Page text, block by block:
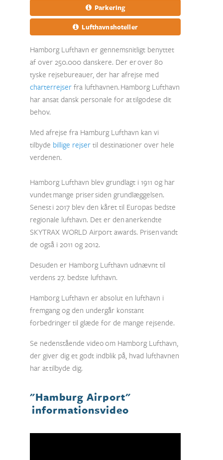
Parkering
Lufthavnshoteller
Hamborg Lufthavn er gennemsnitligt benyttet
af over 250.000 danskere. Der erover 80
tyske rejsebureauer, der har afrejse med
charterrejserfra lufthavnen. Hamborg Lufthavn
har ansat dansk personale for at tilgodese dit
behov.
Med afrejse fra Hamburg Lufthavn kan vi
tilbyde billige rejsertil destinationer over hele
verdenen.
Hamborg Lufthavn blev grundlagt i 1911 og har
vundet mange priser siden grundlæggelsen.
Senest i 2017 blev den kåret til Europas bedste
regionale lufthavn. Det er den anerkendte
SKYTRAX WORLD Airport awards. Prisen vandt
de også i 2011 og 2012.
Desuden er Hamborg Lufthavn udnævnt til
verdens 27. bedste lufthavn.
Hamborg Lufthavn er absolut en lufthavn i
fremgang og den undergår konstant
forbedringer til glæde for de mange rejsende.
Se nedenstående video om Hamborg Lufthavn,
der giver dig et godt indblik på, hvad lufthavnen
har at tilbyde dig.
"Hamburg Airport"
informationsvideo